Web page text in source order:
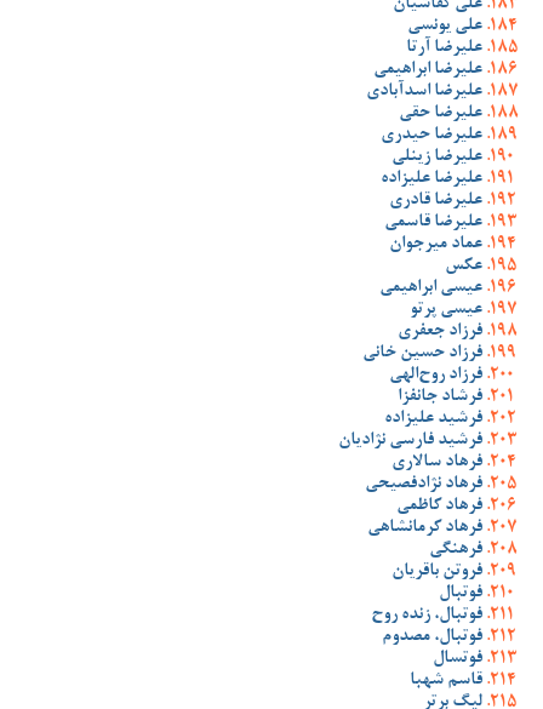
علی کفاشیان
علی یونسی
علیرضا آرتا
علیرضا ابراهیمی
علیرضا اسدآبادی
علیرضا حقی
علیرضا حیدری
علیرضا زینلی
علیرضا علیزاده
علیرضا قادری
علیرضا قاسمی
عماد میرجوان
عکس
عیسی ابراهیمی
عیسی پرتو
فرزاد جعفری
فرزاد حسین خانی
فرزاد روح‌الهی
فرشاد جانفزا
فرشید علیزاده
فرشید فارسی نژادیان
فرهاد سالاری
فرهاد نژادفصیحی
فرهاد کاظمی
فرهاد کرمانشاهی
فرهنگی
فروتن باقریان
فوتبال
فوتبال، زنده روح
فوتبال، مصدوم
فوتسال
قاسم شهبا
لیگ برتر